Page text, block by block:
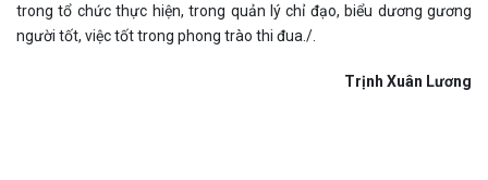
trong tổ chức thực hiện, trong quản lý chỉ đạo, biểu dương gương
người tốt, việc tốt trong phong trào thi đua./.
Trịnh Xuân Lương